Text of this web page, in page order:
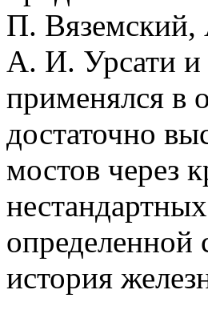
П.
А. И. Урсати и
применялся в
достаточно
мостов через
определенной
история